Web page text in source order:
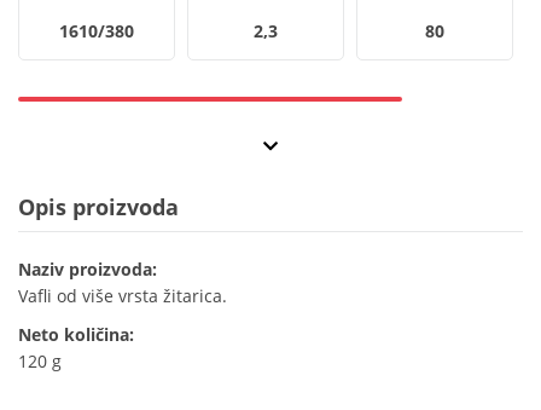
1610/380 2,3 80
Opis proizvoda
Naziv proizvoda:
Vafli od više vrsta žitarica.
Neto količina:
120 g